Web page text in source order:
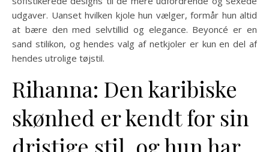
udgaver. Uanset hvilken kjole hun vælger, formår hun altid
at bære den med selvtillid og elegance. Beyoncé er en
sand stilikon, og hendes valg af netkjoler er kun en del af
hendes utrolige tøjstil.
Rihanna: Den karibiske
skønhed er kendt for sin
dristige stil, og hun har